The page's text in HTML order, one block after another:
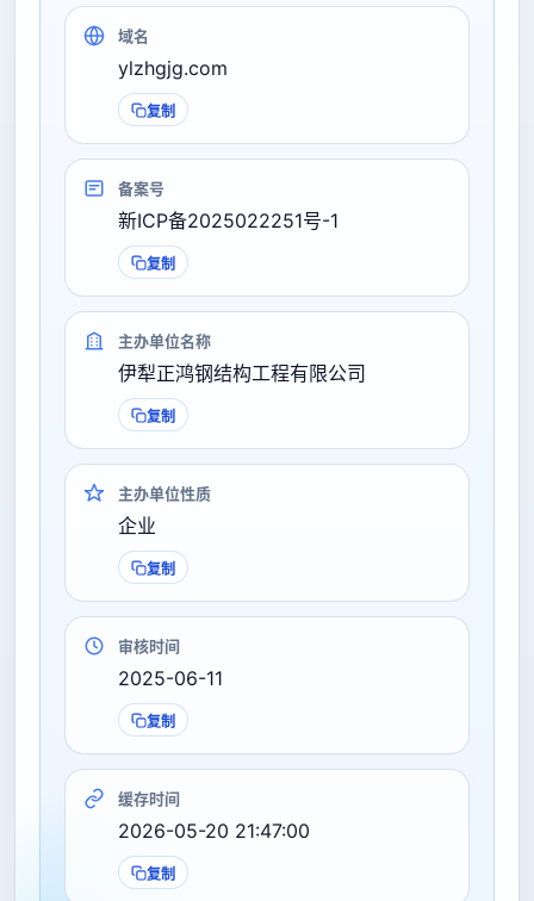
域名
ylzhgjg.com
复制
备案号
新ICP备2025022251号-1
复制
主办单位名称
伊犁正鸿钢结构工程有限公司
复制
主办单位性质
企业
复制
审核时间
2025-06-11
复制
缓存时间
2026-05-20 21:47:00
复制